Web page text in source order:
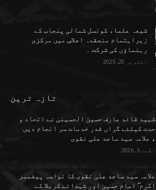
شیعہ علماء کونسل شمالی پنجاب کے
زیراہتمام منعقدہ اجلاسِ میں مرکزی
رہنماؤں کی شرکت ۔
اکتوبر 20, 2025
تازہ ترین
شہید قائد عارف حسین الحسینی نے اتحاد و
حدت کیلئے گراں قدر خدمات سر انجام دیں
، علامہ سید ساجد علی نقوی
اگست 5, 2026
علامہ سید ساجد علی نقوی کا نواسہ پیغمبر
اکرم ۖ امام حسین اور شہدائے کربلا کے